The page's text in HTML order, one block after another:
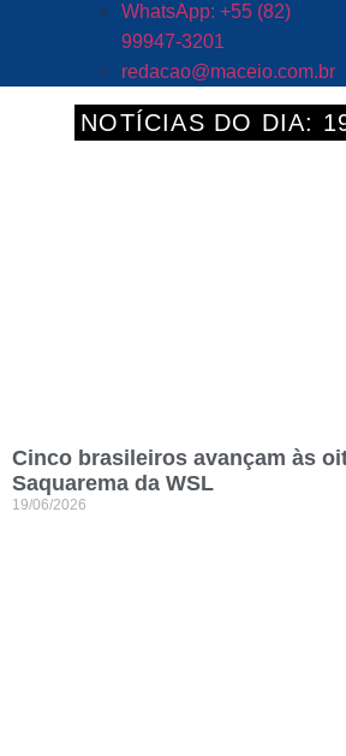
WhatsApp: +55 (82)
99947-3201
redacao@maceio.com.br
NOTÍCIAS DO DIA:
Cinco brasileiros avançam às
Saquarema da WSL
19/06/2026